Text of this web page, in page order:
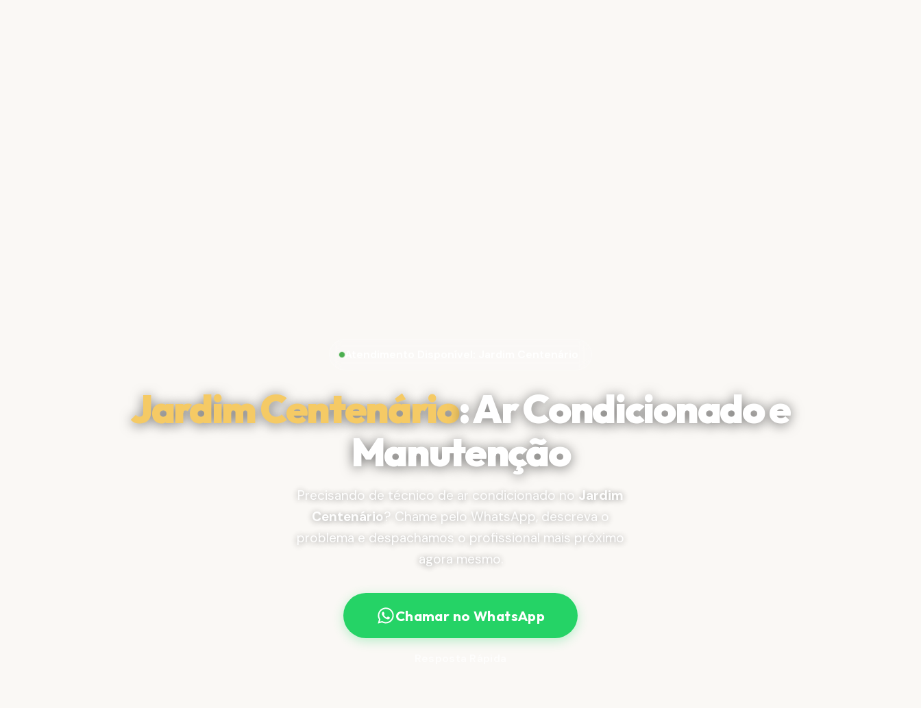
Atendimento Disponível: Jardim Centenário
Jardim Centenário: Ar Condicionado e
Manutenção
Precisando de técnico de ar condicionado no Jardim
Centenário? Chame pelo WhatsApp, descreva o
problema e despachamos o profissional mais próximo
agora mesmo.
Chamar no WhatsApp